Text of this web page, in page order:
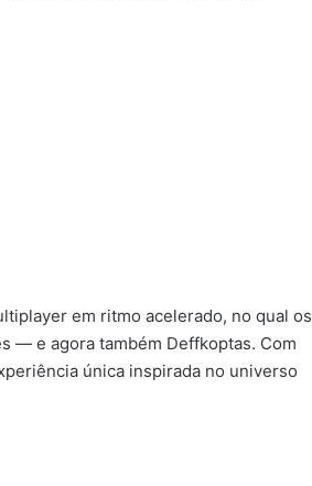
em ritmo acelerado, no qual os
— e agora também Deffkoptas. Com
única inspirada no universo